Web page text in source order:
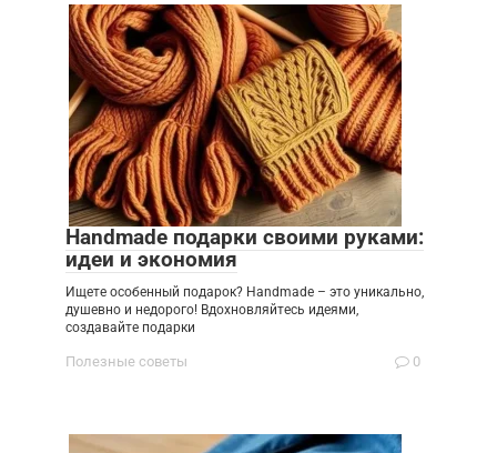
Handmade подарки своими руками:
идеи и экономия
Ищете особенный подарок? Handmade – это уникально,
душевно и недорого! Вдохновляйтесь идеями,
создавайте подарки
Полезные советы 0